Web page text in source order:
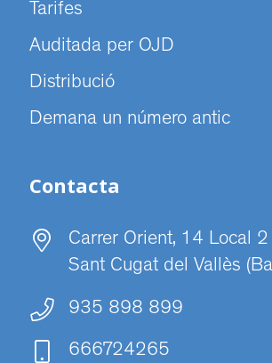
Tarifes
Auditada per OJD
Distribució
Demana un número antic
Contacta
Carrer Orient, 14 Local
Sant Cugat del Vallès
935 898 899
666724265